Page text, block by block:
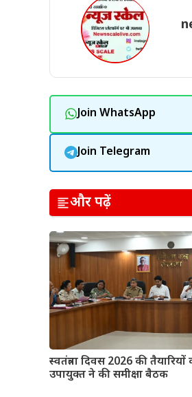
Join WhatsApp
Join Telegram
और पढ़ें
स्वतंत्रता दिवस 2026 की
उपायुक्त ने की समीक्षा बैठक